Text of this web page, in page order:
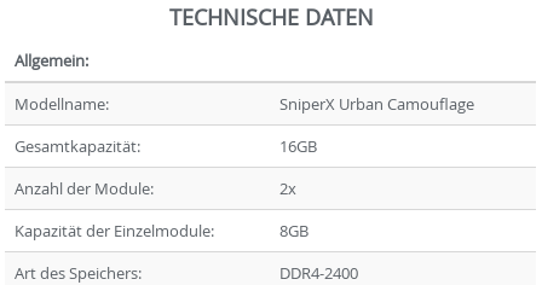
TECHNISCHE DATEN
Allgemein:
Modellname:
SniperX Urban Camouflage
Gesamtkapazität:
16GB
Anzahl der Module:
2x
Kapazität der Einzelmodule:
8GB
Art des Speichers:
DDR4-2400